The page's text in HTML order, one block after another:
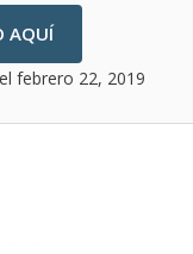
AQUÍ
el febrero 22, 2019